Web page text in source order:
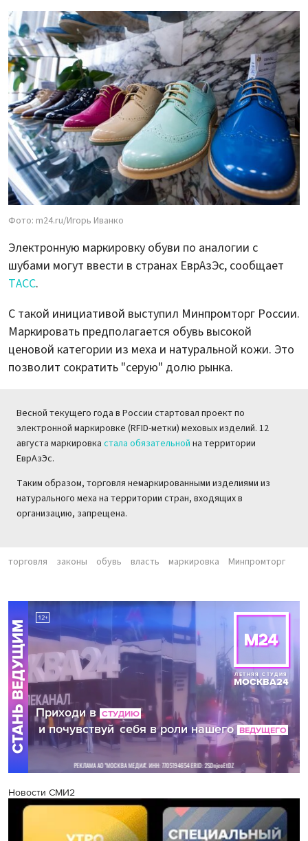
Фото: m24.ru/Игорь Иванко
Электронную маркировку обуви по аналогии с
шубами могут ввести в странах ЕврАзЭс, сообщает
ТАСС.
С такой инициативой выступил Минпромторг России.
Маркировать предполагается обувь высокой
ценовой категории из меха и натуральной кожи. Это
позволит сократить "серую" долю рынка.
Весной текущего года в России стартовал проект по
электронной маркировке (RFID-метки) меховых изделий. 12
августа маркировка стала обязательной на территории
ЕврАзЭс.
Таким образом, торговля немаркированными изделиями из
натурального меха на территории стран, входящих в
организацию, запрещена.
торговля законы обувь власть маркировка Минпромторг
Новости СМИ2